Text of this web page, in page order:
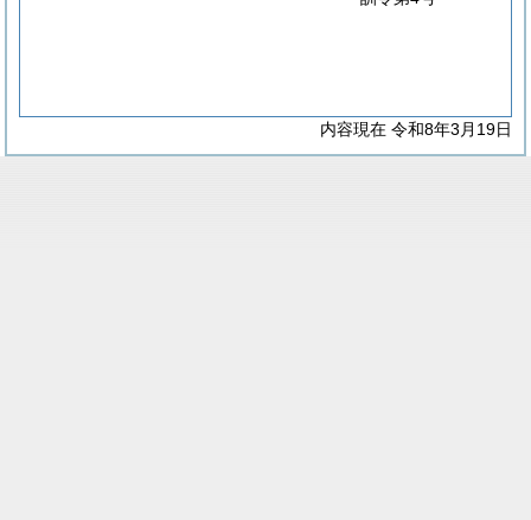
内容現在 令和8年3月19日